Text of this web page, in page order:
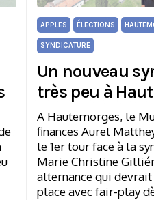
APPLES ÉLECTIONS
SYNDICATURE
Un nouveau
très peu à
A Hautemorges, le
finances Aurel
le 1er tour face à la
Marie Christine
alternance qui
place avec fair-play